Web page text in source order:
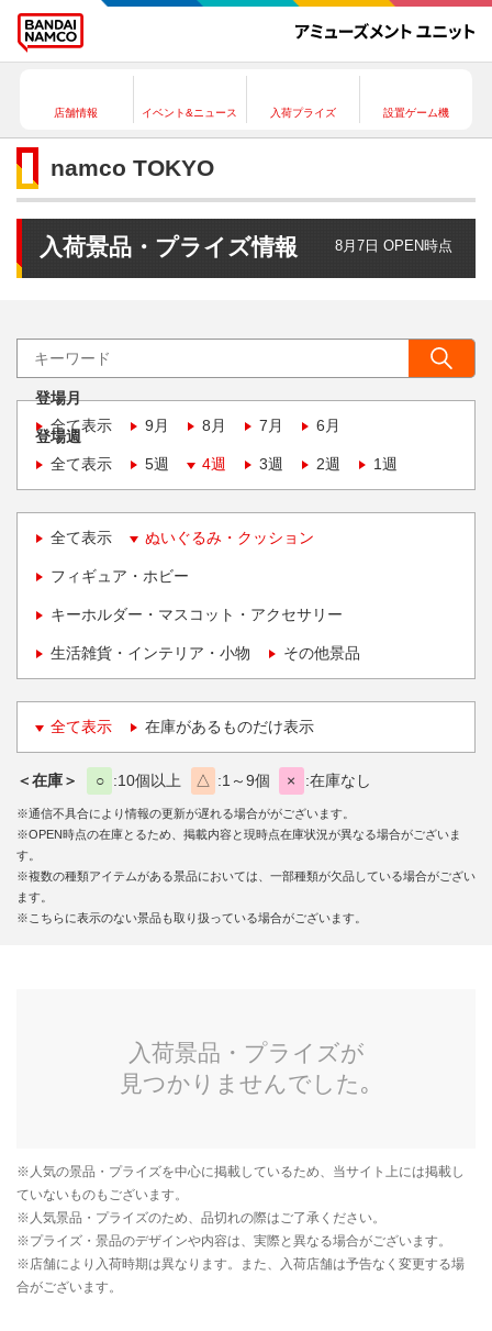
店舗情報 イベント&ニュース 入荷プライズ 設置ゲーム機
namco TOKYO
入荷景品・プライズ情報 8月7日 OPEN時点
登場月
全て表示
9月 8月 7月 6月
登場週
全て表示
5週 4週 3週 2週 1週
全て表示 ぬいぐるみ・クッション
フィギュア・ホビー
キーホルダー・マスコット・アクセサリー
生活雑貨・インテリア・小物 その他景品
全て表示 在庫があるものだけ表示
＜在庫＞ ○ 10個以上 △ 1～9個 × 在庫なし
※通信不具合により情報の更新が遅れる場合ががございます。
※OPEN時点の在庫とるため、掲載内容と現時点在庫状況が異なる場合がございま
す。
※複数の種類アイテムがある景品においては、一部種類が欠品している場合がござい
ます。
※こちらに表示のない景品も取り扱っている場合がございます。